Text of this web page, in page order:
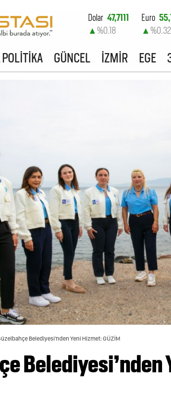
Dolar 47,7111
▲ %0.18
Euro
▲ %0.32
GÜNCEL İZMİR EGE
Belediyesi’nden Yeni Hizmet: GÜZİM
Belediyesi’nden